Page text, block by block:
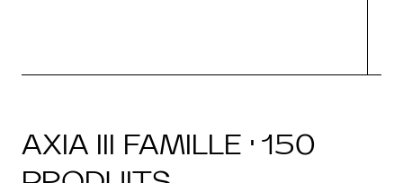
AXIA III FAMILLE · 150